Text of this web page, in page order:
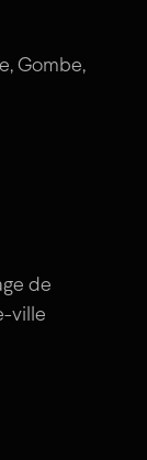
Gombe,
de
ville